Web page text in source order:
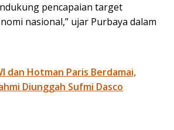
pencapaian target
nasional,” ujar Purbaya dalam
dan Hotman Paris Berdamai,
Diunggah Sufmi Dasco